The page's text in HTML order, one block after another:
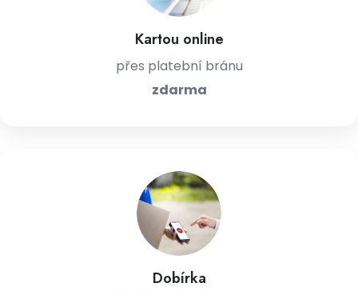
Kartou online
přes platební bránu
zdarma
Dobírka